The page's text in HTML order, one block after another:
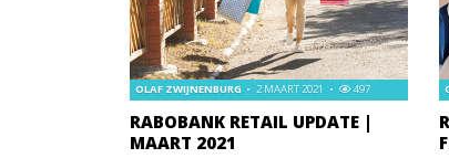
RABOBANK RETAIL UPDATE |
MAART 2021
OLAF ZWIJNENBURG 2 MAART 2021 497